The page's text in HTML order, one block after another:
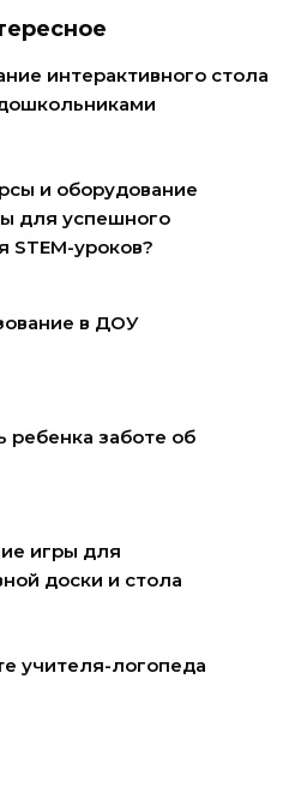
интерактивного стола
и оборудование
для успешного
STEM-уроков?
в ДОУ
ребенка заботе об
игры для
доски и стола
учителя-логопеда